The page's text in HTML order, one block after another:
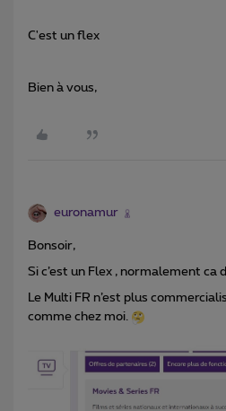
C'est un flex
Bien à vous,
euronamur
Bonsoir,
Si c’est un Flex , normalement ca
Le Multi FR n’est plus
comme chez moi.